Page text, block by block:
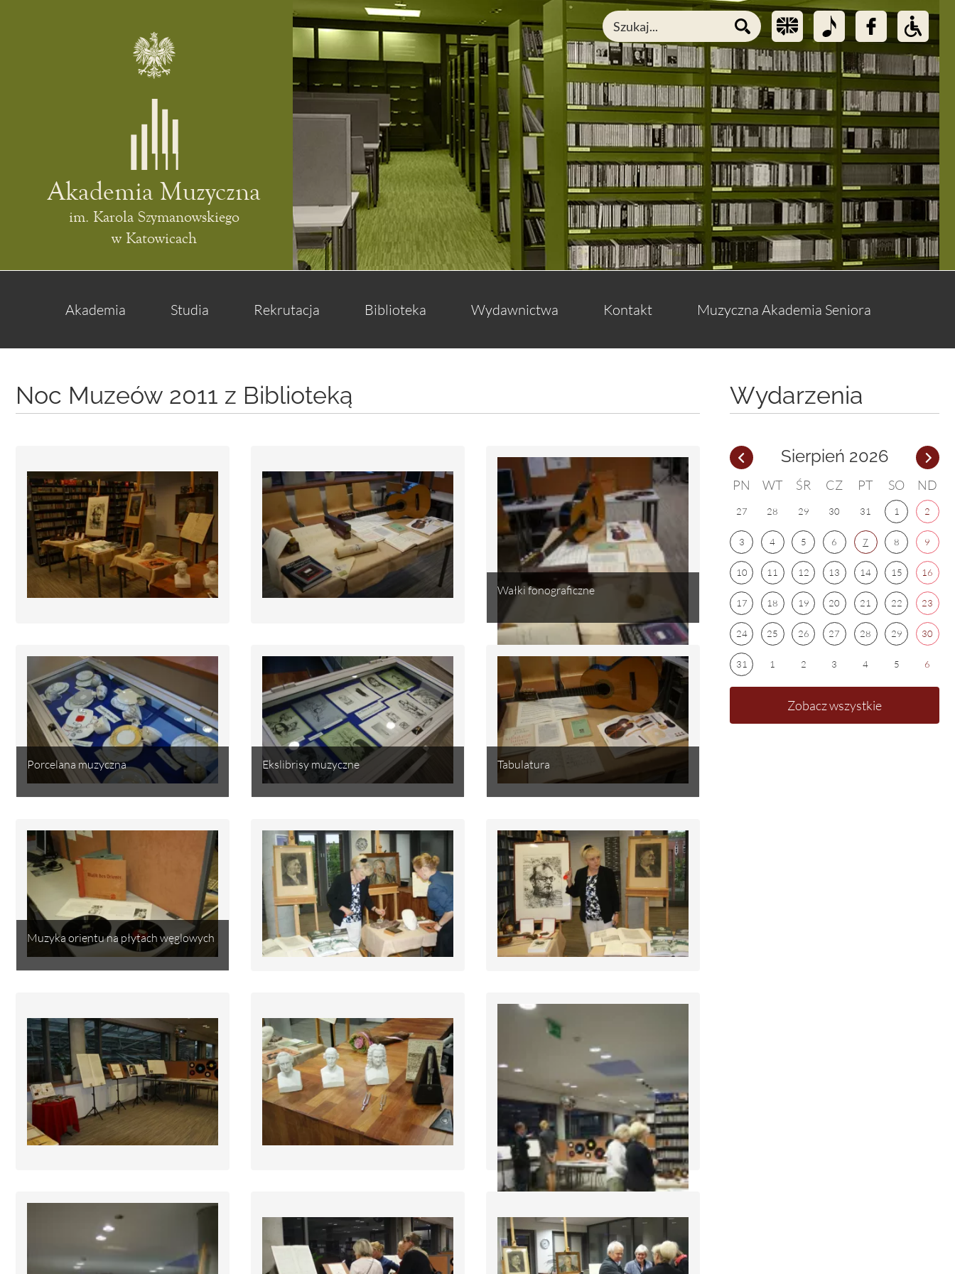
Akademia Muzyczna
im. Karola Szymanowskiego
w Katowicach
Akademia Studia Rekrutacja Biblioteka Wydawnictwa Kontakt Muzyczna Akademia Seniora
Noc Muzeów 2011 z Biblioteką
Wałki fonograficzne
Porcelana muzyczna Ekslibrisy muzyczne Tabulatura
Muzyka orientu na płytach węglowych
Wydarzenia
Sierpień 2026
PN WT ŚR CZ PT SO ND
27 28 29 30 31 1 2
3 4 5 6 7 8 9
10 11 12 13 14 15 16
17 18 19 20 21 22 23
24 25 26 27 28 29 30
31 1 2 3 4 5 6
Zobacz wszystkie